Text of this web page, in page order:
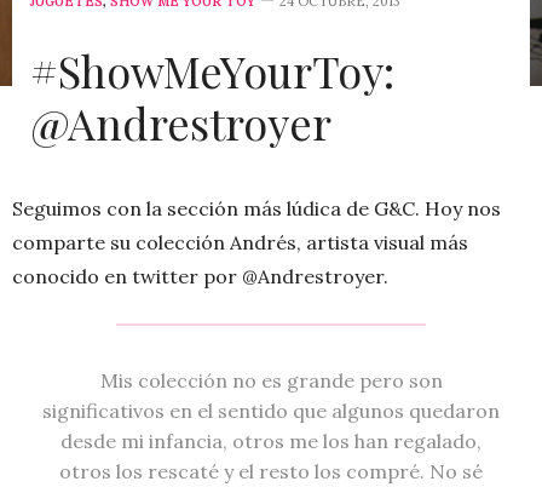
#ShowMeYourToy:
@Andrestroyer
Seguimos con la sección más lúdica de G&C. Hoy nos
comparte su colección Andrés, artista visual más
conocido en twitter por @Andrestroyer.
Mis colección no es grande pero son
significativos en el sentido que algunos quedaron
desde mi infancia, otros me los han regalado,
otros los rescaté y el resto los compré. No sé